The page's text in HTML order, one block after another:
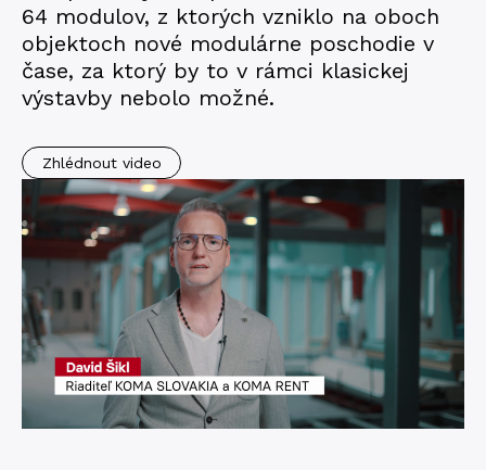
64 modulov, z ktorých vzniklo na oboch
objektoch nové modulárne poschodie v
čase, za ktorý by to v rámci klasickej
výstavby nebolo možné.
Zhlédnout video